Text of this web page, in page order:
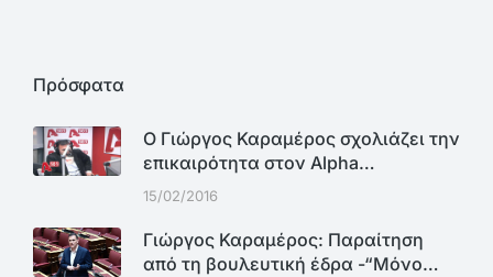
Πρόσφατα
Ο Γιώργος Καραμέρος σχολιάζει την
επικαιρότητα στον Alpha…
15/02/2016
Γιώργος Καραμέρος: Παραίτηση
από τη βουλευτική έδρα -“Μόνο…